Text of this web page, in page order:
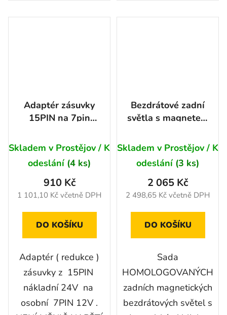
Adaptér zásuvky
15PIN na 7pin
Skladem v Prostějov / K
odeslání (4 ks)
1 101,10 Kč včetně DPH
910 Kč
DO KOŠÍKU
Adaptér ( redukce )
zásuvky z 15PIN
nákladní 24V na
osobní 7PIN 12V .
Bezdrátové zadní
světla s magnetem
hodnocení
produktu
je
5,0
z
5
Skladem v Prostějov / K
odeslání (3 ks)
2 498,65 Kč včetně DPH
2 065 Kč
DO KOŠÍKU
Sada
HOMOLOGOVANÝCH
zadních magnetických
bezdrátových světel s